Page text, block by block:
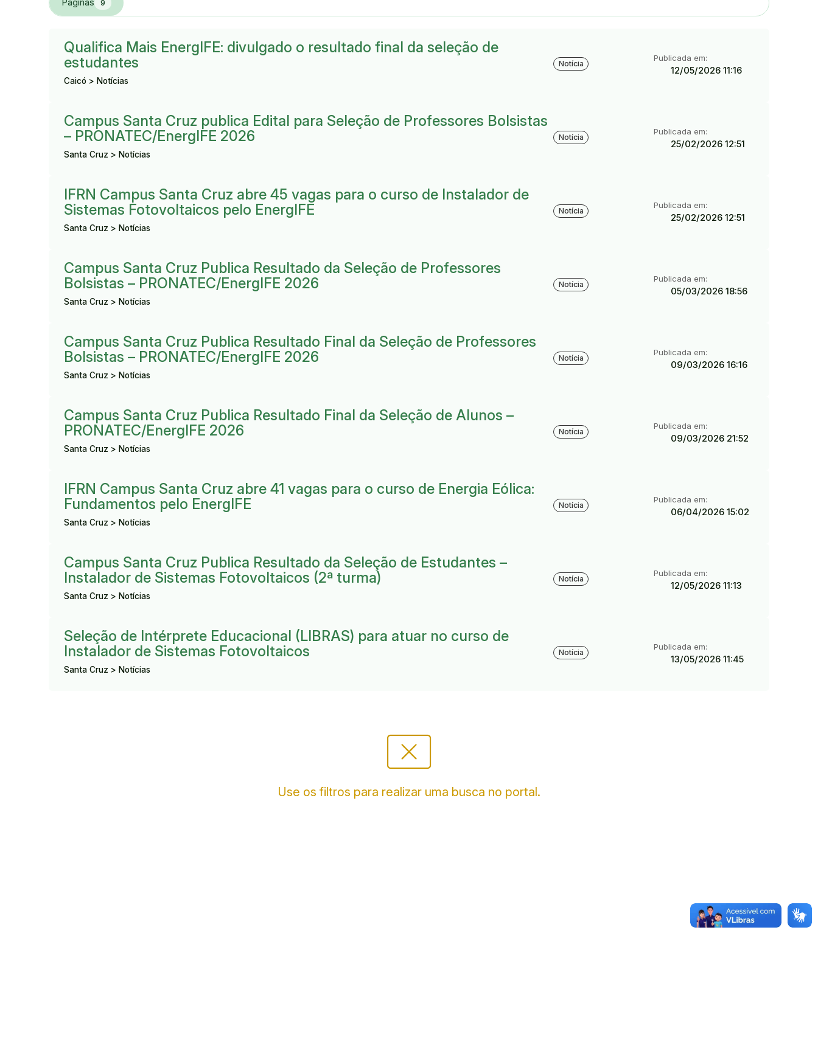
9
Qualifica Mais EnergIFE: divulgado o resultado final da seleção de
estudantes
Caicó > Notícias
Tipo:
Notícia
Publicada em:
12/05/2026 11:16
Campus Santa Cruz publica Edital para Seleção de Professores Bolsistas
– PRONATEC/EnergIFE 2026
Santa Cruz > Notícias
Tipo:
Notícia
Publicada em:
25/02/2026 12:51
IFRN Campus Santa Cruz abre 45 vagas para o curso de Instalador de
Sistemas Fotovoltaicos pelo EnergIFE
Santa Cruz > Notícias
Tipo:
Notícia
Publicada em:
25/02/2026 12:51
Campus Santa Cruz Publica Resultado da Seleção de Professores
Bolsistas – PRONATEC/EnergIFE 2026
Santa Cruz > Notícias
Tipo:
Notícia
Publicada em:
05/03/2026 18:56
Campus Santa Cruz Publica Resultado Final da Seleção de Professores
Bolsistas – PRONATEC/EnergIFE 2026
Santa Cruz > Notícias
Tipo:
Notícia
Publicada em:
09/03/2026 16:16
Campus Santa Cruz Publica Resultado Final da Seleção de Alunos –
PRONATEC/EnergIFE 2026
Santa Cruz > Notícias
Tipo:
Notícia
Publicada em:
09/03/2026 21:52
IFRN Campus Santa Cruz abre 41 vagas para o curso de Energia Eólica:
Fundamentos pelo EnergIFE
Santa Cruz > Notícias
Tipo:
Notícia
Publicada em:
06/04/2026 15:02
Campus Santa Cruz Publica Resultado da Seleção de Estudantes –
Instalador de Sistemas Fotovoltaicos (2ª turma)
Santa Cruz > Notícias
Tipo:
Notícia
Publicada em:
12/05/2026 11:13
Seleção de Intérprete Educacional (LIBRAS) para atuar no curso de
Instalador de Sistemas Fotovoltaicos
Santa Cruz > Notícias
Tipo:
Notícia
Publicada em:
13/05/2026 11:45
cancel_presentation
Use os filtros para realizar uma busca no portal.